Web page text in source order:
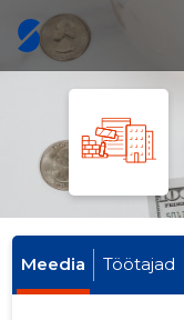
Meedia Töötajad